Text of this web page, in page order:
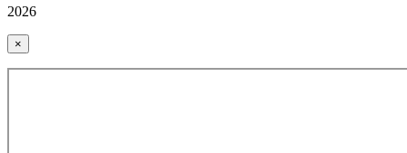
2026
×